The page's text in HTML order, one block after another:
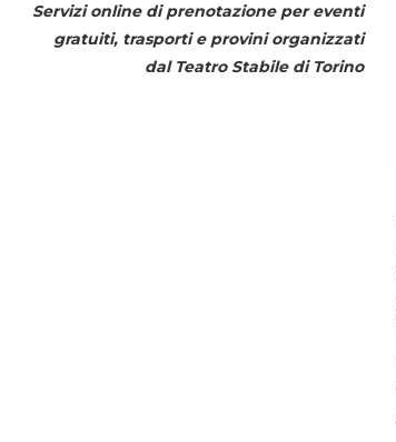
Servizi online di prenotazione per eventi
gratuiti, trasporti e provini organizzati
dal Teatro Stabile di Torino